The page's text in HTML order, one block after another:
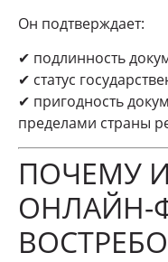
Он подтверждает:
✔ подлинность
✔ статус
✔ пригодность
пределами страны
ПОЧЕМУ
ОНЛАЙН-